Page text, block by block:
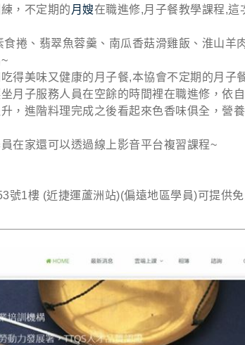
，不定期的 月嫂在職進修,月子餐教學課程,
捲、翡翠魚蓉羹、南瓜香菇滑雞飯、淮山羊
得美味又健康的月子餐,本協會不定期的月子
月子服務人員在空餘的時間裡在職進修，依
，進階料理完成之後看起來色香味俱全，營
在家還可以透過線上影音平台複習課程~
號1樓 (近捷運蘆洲站)(偏遠地區學員)可提供免